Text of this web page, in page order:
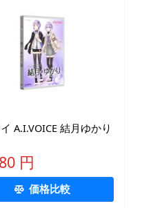
A.I.VOICE 結月ゆかり
円
価格比較